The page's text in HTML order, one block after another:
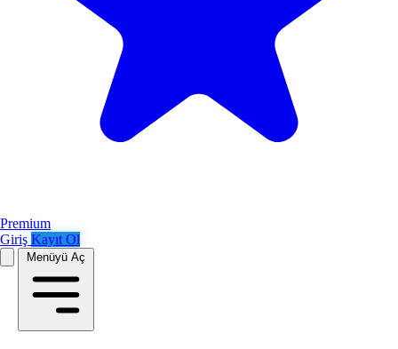
Premium
Giriş Kayıt Ol
Menüyü Aç